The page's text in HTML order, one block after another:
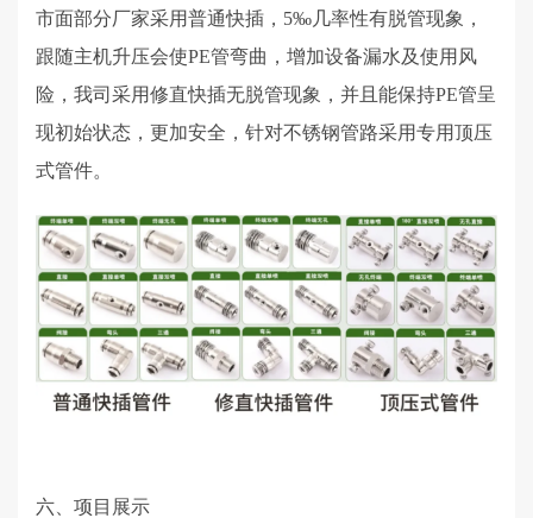
市面部分厂家采用普通快插， 5‰几率性有脱管现象，
跟随主机升压会使PE管弯曲，增加设备漏水及使用风
险，我司采用修直快插无脱管现象，并且能保持PE管呈
现初始状态，更加安全，针对不锈钢管路采用专用顶压
式管件。
六、项目展示